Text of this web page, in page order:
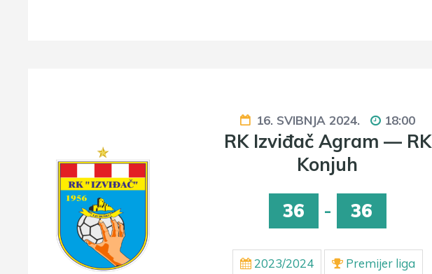
16. SVIBNJA 2024. 18:00
RK Izviđač Agram — RK
Konjuh
36
- 36
2023/2024 Premijer liga